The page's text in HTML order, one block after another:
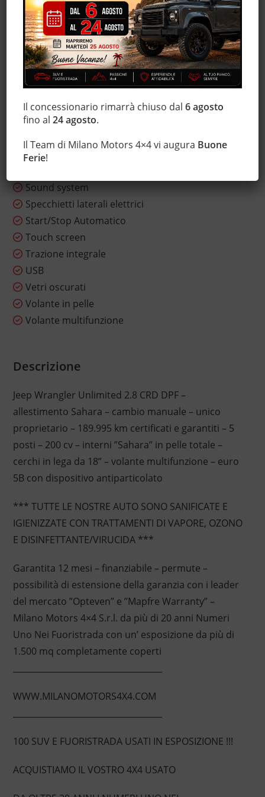
Interni in pelle
Lettore CD
Leve al volante
Marmitta catalitica
Monitoraggio pressione pneumatici
MP3
Sensore di luce
Sensori di parcheggio posteriori
Servosterzo
Sistema di navigazione
Sound system
Specchietti laterali elettrici
Start/Stop Automatico
Touch screen
Trazione integrale
USB
Vetri oscurati
Volante in pelle
Volante multifunzione
Descrizione
Jeep Wrangler Unlimited 2.8 CRD DPF –
allestimento Sahara – cambio manuale – unico
proprietario – 189.995 km certificati e garantiti – 5
posti – 200 cv – interni ”Sahara” in pelle totale –
cerchi in lega da 18” – volante multifunzione – euro
5B con dispositivo antiparticolato
*** TUTTE LE NOSTRE AUTO SONO SANIFICATE E
IGIENIZZATE CON TRATTAMENTI DI VAPORE, OZONO
E DISINFETTANTE/VIRUCIDA ***
Garantita 12 mesi – finanziabile – permute –
possibilità di estensione della garanzia con i leader
del mercato ”Opteven” e ”Mapfre Warranty” –
Milano Motors 4×4 S.r.l. da più di 20 anni Numeri
Uno Nei Fuoristrada con un’ esposizione da più di
1.500 mq completamente coperti
WWW.MILANOMOTORS4X4.COM
100 SUV E FUORISTRADA USATI IN ESPOSIZIONE !!!
ACQUISTIAMO IL VOSTRO 4X4 USATO
Il concessionario rimarrà chiuso dal6 agosto
fino al24 agosto.
Il Team di Milano Motors 4×4 vi augura Buone
Ferie!